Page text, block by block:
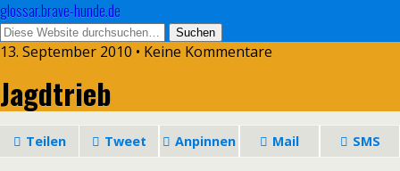
glossar.brave-hunde.de
13. September 2010 • Keine Kommentare
Jagdtrieb
Teilen Tweet Anpinnen Mail SMS